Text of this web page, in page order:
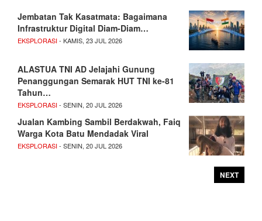
Jembatan Tak Kasatmata: Bagaimana
Infrastruktur Digital Diam-Diam…
EKSPLORASI- KAMIS, 23 JUL 2026
ALASTUA TNI AD Jelajahi Gunung
Penanggungan Semarak HUT TNI ke-81
Tahun…
EKSPLORASI- SENIN, 20 JUL 2026
Jualan Kambing Sambil Berdakwah, Faiq
Warga Kota Batu Mendadak Viral
EKSPLORASI- SENIN, 20 JUL 2026
NEXT